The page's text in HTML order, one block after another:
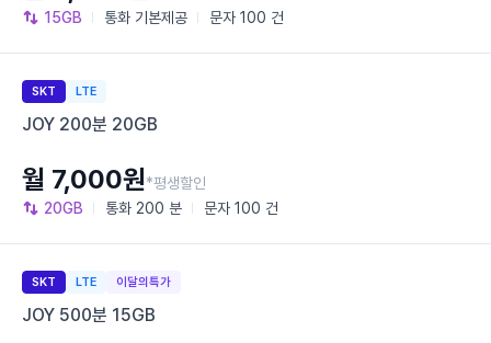
15GB 통화 기본제공 문자 100 건
SKT LTE
JOY 200분 20GB
20GB 통화 200 분 문자 100 건
월 7,000원*평생할인
SKT LTE 이달의특가
JOY 500분 15GB